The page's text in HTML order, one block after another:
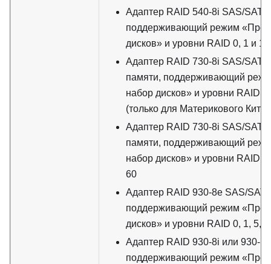
Адаптер RAID 540-8i SAS/SATA,
поддерживающий режим
дисков» и уровни RAID 0, 1 и 10
Адаптер RAID 730-8i SAS/
памяти, поддерживающий
набор дисков» и уровни RAID
(только для Материкового
Адаптер RAID 730-8i SAS/
памяти, поддерживающий
набор дисков» и уровни RAID
60
Адаптер RAID 930-8e SAS/
поддерживающий режим
дисков» и уровни RAID 0, 1, 5,
Адаптер RAID 930-8i или 930-
поддерживающий режим